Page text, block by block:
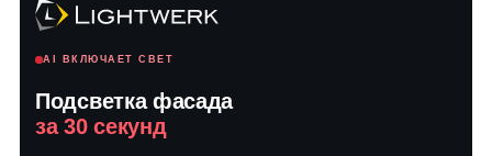
AI ВКЛЮЧАЕТ СВЕТ
Подсветка фасада
за 30 секунд